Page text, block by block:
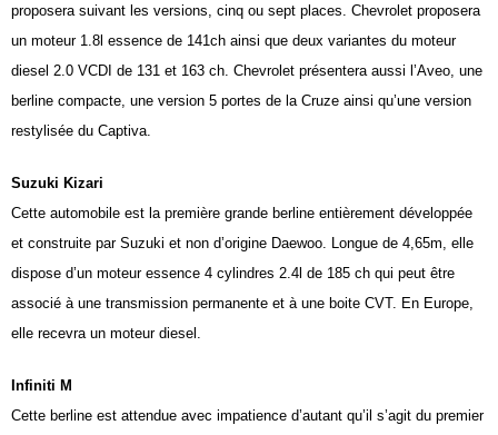
proposera suivant les versions, cinq ou sept places. Chevrolet proposera
un moteur 1.8l essence de 141ch ainsi que deux variantes du moteur
diesel 2.0 VCDI de 131 et 163 ch. Chevrolet présentera aussi l’Aveo, une
berline compacte, une version 5 portes de la Cruze ainsi qu’une version
restylisée du Captiva.
Suzuki Kizari
Cette automobile est la première grande berline entièrement développée
et construite par Suzuki et non d’origine Daewoo. Longue de 4,65m, elle
dispose d’un moteur essence 4 cylindres 2.4l de 185 ch qui peut être
associé à une transmission permanente et à une boite CVT. En Europe,
elle recevra un moteur diesel.
Infiniti M
Cette berline est attendue avec impatience d’autant qu’il s’agit du premier